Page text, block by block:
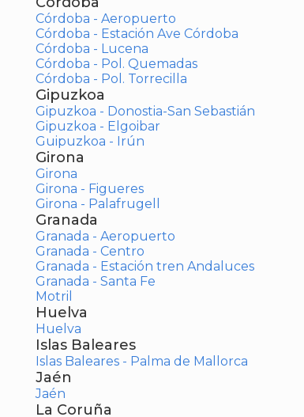
Córdoba - Aeropuerto
Córdoba - Estación Ave Córdoba
Córdoba - Lucena
Córdoba - Pol. Quemadas
Córdoba - Pol. Torrecilla
Gipuzkoa
Gipuzkoa - Donostia-San Sebastián
Gipuzkoa - Elgoibar
Guipuzkoa - Irún
Girona
Girona
Girona - Figueres
Girona - Palafrugell
Granada
Granada - Aeropuerto
Granada - Centro
Granada - Estación tren Andaluces
Granada - Santa Fe
Motril
Huelva
Huelva
Islas Baleares
Islas Baleares - Palma de Mallorca
Jaén
Jaén
La Coruña